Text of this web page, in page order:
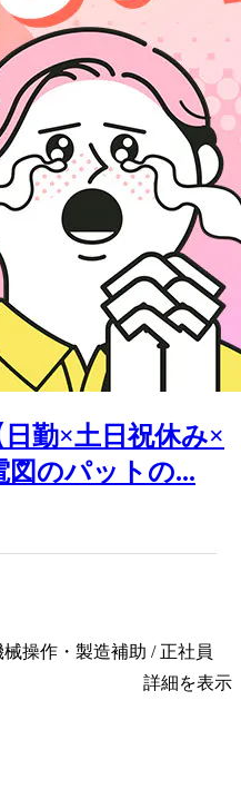
日勤×土日祝休み×
図のパットの...
操作・製造補助 / 正社員
詳細を表示